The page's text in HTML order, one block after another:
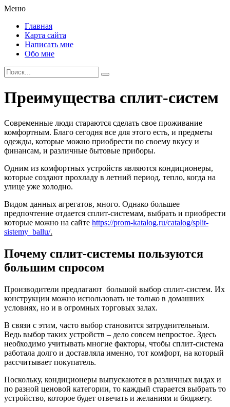
Меню
Главная
Карта сайта
Написать мне
Обо мне
Преимущества сплит-систем
Современные люди стараются сделать свое проживание
комфортным. Благо сегодня все для этого есть, и предметы
одежды, которые можно приобрести по своему вкусу и
финансам, и различные бытовые приборы.
Одним из комфортных устройств являются кондиционеры,
которые создают прохладу в летний период, тепло, когда на
улице уже холодно.
Видом данных агрегатов, много. Однако большее
предпочтение отдается сплит-системам, выбрать и приобрести
которые можно на сайте https://prom-katalog.ru/catalog/split-
sistemy_ballu/.
Почему сплит-системы пользуются
большим спросом
Производители предлагают большой выбор сплит-систем. Их
конструкции можно использовать не только в домашних
условиях, но и в огромных торговых залах.
В связи с этим, часто выбор становится затруднительным.
Ведь выбор таких устройств – дело совсем непростое. Здесь
необходимо учитывать многие факторы, чтобы сплит-система
работала долго и доставляла именно, тот комфорт, на который
рассчитывает покупатель.
Поскольку, кондиционеры выпускаются в различных видах и
по разной ценовой категории, то каждый старается выбрать то
устройство, которое будет отвечать и желаниям и бюджету.